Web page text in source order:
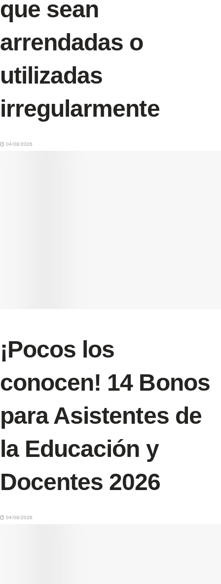
que sean
arrendadas o
utilizadas
irregularmente
04/08/2026
¡Pocos los
conocen! 14 Bonos
para Asistentes de
la Educación y
Docentes 2026
04/08/2026